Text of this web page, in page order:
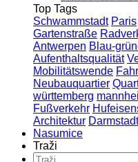
Top Tags
Schwammstadt Paris
Gartenstraße
Antwerpen Blau-
Aufenthaltsqualität
Mobilitätswende
Neubauquartier
württemberg
Fußverkehr
Architektur Darmstadt
Nasumice
Traži